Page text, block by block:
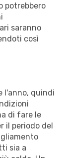
potrebbero
saranno
così
l'anno, quindi
di fare le
il periodo del
sia a